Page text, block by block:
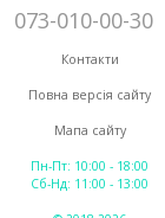
073-010-00-30
Контакти
Повна версія сайту
Мапа сайту
Пн-Пт: 10:00 - 18:00
Сб-Нд: 11:00 - 13:00